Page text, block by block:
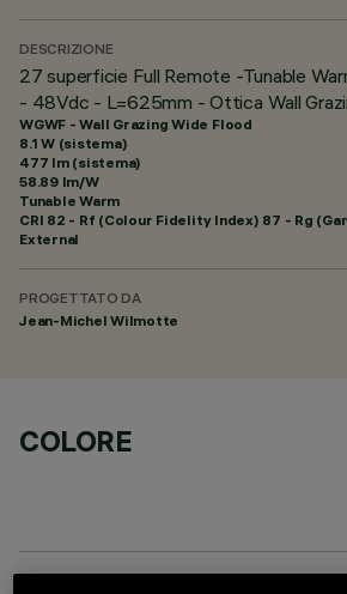
DESCRIZIONE
27 superficie Full Remote -Tunable
- 48Vdc - L=625mm - Ottica Wall
WGWF - Wall Grazing Wide Flood
8.1 W (sistema)
477 lm (sistema)
58.89 lm/W
Tunable Warm
CRI 82 - Rf (Colour Fidelity Index) 87 - Rg
External
PROGETTATO DA
Jean-Michel Wilmotte
COLORE